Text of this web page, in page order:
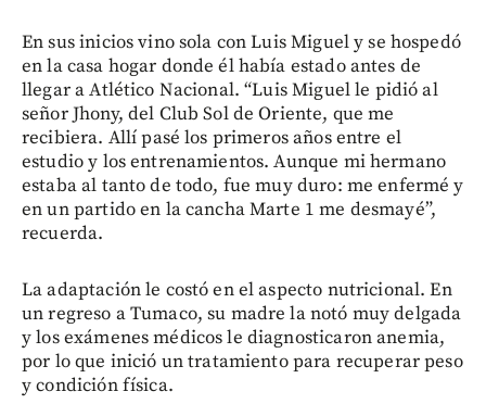
En sus inicios vino sola con Luis Miguel y se hospedó
en la casa hogar donde él había estado antes de
llegar a Atlético Nacional. “Luis Miguel le pidió al
señor Jhony, del Club Sol de Oriente, que me
recibiera. Allí pasé los primeros años entre el
estudio y los entrenamientos. Aunque mi hermano
estaba al tanto de todo, fue muy duro: me enfermé y
en un partido en la cancha Marte 1 me desmayé”,
recuerda.
La adaptación le costó en el aspecto nutricional. En
un regreso a Tumaco, su madre la notó muy delgada
y los exámenes médicos le diagnosticaron anemia,
por lo que inició un tratamiento para recuperar peso
y condición física.